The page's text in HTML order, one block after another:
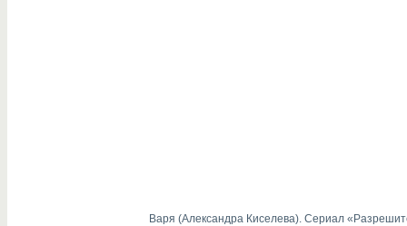
Варя (Александра Киселева). Сериал «